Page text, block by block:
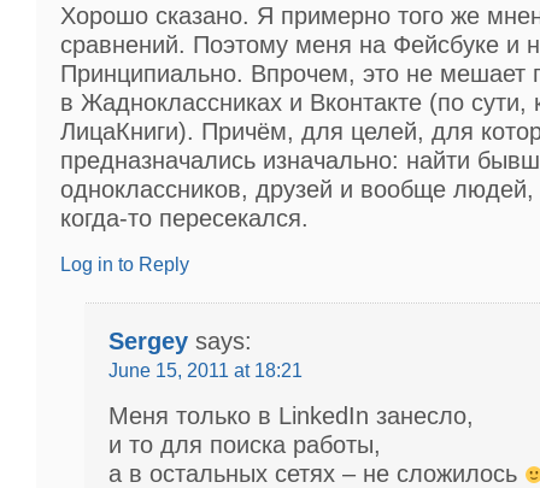
Хорошо сказано. Я примерно того же
сравнений. Поэтому меня на Фейсбуке и
Принципиально. Впрочем, это не мешает
в Жадноклассниках и Вконтакте (по сути,
ЛицаКниги). Причём, для целей, для
предназначались изначально: найти
одноклассников, друзей и вообще
когда-то пересекался.
Log in to Reply
Sergey says:
June 15, 2011 at 18:21
Меня только в LinkedIn занесло,
и то для поиска работы,
а в остальных сетях – не сложилось